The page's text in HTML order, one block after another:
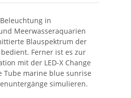
in
Meerwasseraquarien
Blauspektrum der
Ferner ist es zur
mit der LED-X Change
Tube marine blue sunrise
simulieren.